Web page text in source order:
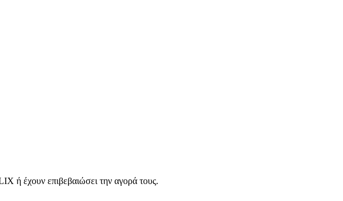
ή έχουν επιβεβαιώσει την αγορά τους.